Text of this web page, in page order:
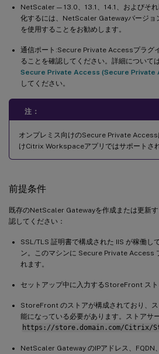
NetScaler — 13.0、13.1、14.1、およびそ
化するには、NetScaler Gatewayバージョ
を使用することをお勧めします。
通信ポート:Secure Private Accessプラグ
ることを確認してください。詳細について
Secure Private Access (Secure Private
してください。
注：
オンプレミス向けのSecure Private
けCitrix Workspaceアプリではサポートさ
前提条件
既存のNetScaler Gatewayを作成または更新
認してください：
SSL/TLS 証明書で構成された IIS が稼働し
ン。このマシンに Secure Private Access
れます。
セットアップ中に入力するStoreFront スト
StoreFront のストアが構成されており、
能になっている必要があります。ストアサ
https://store.domain.com/Citrix/
NetScaler Gateway のIPアドレス、